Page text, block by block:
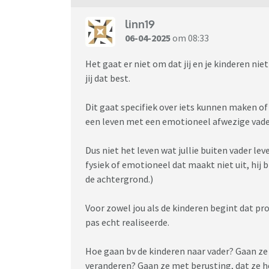
in staat moeten zijn in overleg af te wijken.
volgens ons plan met carnaval bij papa zou
knapte ik. Als jij niet in staat bent te
niet om mij!) dan heeft een nieuw
En toen werd hij boos. Hij boog voorover,
dreigend aan ‘niks daarvan, jij maakt nu dit
toch echt met elkaar in gesprek kunnen zijn.
Ik kwam nogal emotioneel thuis vandeweek.
liever gehad dan alle zorg gezamenlijk te
gegund dan een goede band met hun vader,
Ik ga dat ouderschapsplan gewoon
linn19
06-04-2025om 08:33
Het gaat er niet om dat jij en je kinderen
jij dat best.
Dit gaat specifiek over iets kunnen maken
een leven met een emotioneel afwezige
Dus niet het leven wat jullie buiten vader
fysiek of emotioneel dat maakt niet uit, hij
de achtergrond.)
Voor zowel jou als de kinderen begint dat
pas echt realiseerde.
Hoe gaan bv de kinderen naar vader? Gaan
veranderen? Gaan ze met berusting, dat ze